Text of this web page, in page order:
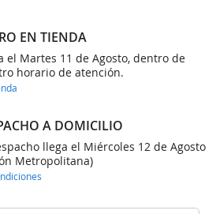
EN TIENDA
el Martes 11 de Agosto, dentro de
horario de atención.
A DOMICILIO
llega el Miércoles 12 de Agosto
Metropolitana)